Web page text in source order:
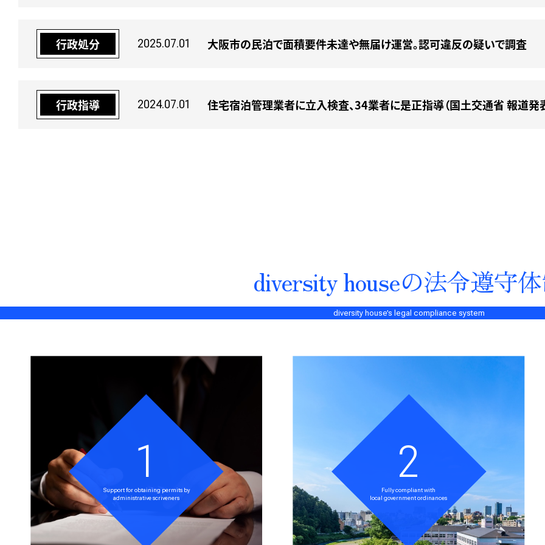
行政処分 2025.07.01 大阪市の民泊で面積要件未達や無届け運営。認可違反の疑いで調査
行政指導 2024.07.01 住宅宿泊管理業者に立入検査、34業者に是正指導（国土交通省 報道発
diversity houseの法令遵守
diversity house’s legal compliance system
1
Support for obtaining permits by
administrative scriveners
2
Fully compliant with
local government ordinances